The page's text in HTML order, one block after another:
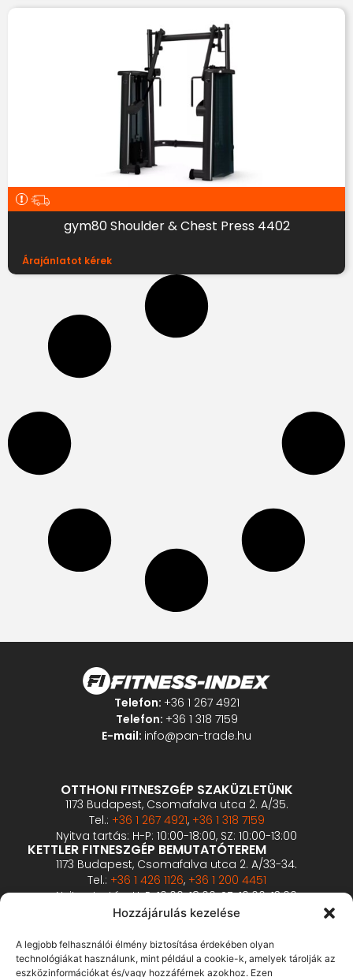
Hozzájárulás kezelése
A legjobb felhasználói élmény biztosítása érdekében olyan
technológiákat használunk, mint például a cookie-k, amelyek tárolják az
eszközinformációkat és/vagy hozzáférnek azokhoz. Ezen
gym80 Shoulder & Chest Press 4402
Árajánlatot kérek
Telefon: +36 1 267 4921
Telefon: +36 1 318 7159
E-mail: info@pan-trade.hu
OTTHONI FITNESZGÉP SZAKÜZLETÜNK
1173 Budapest, Csomafalva utca 2. A/35.
Tel.: +36 1 267 4921, +36 1 318 7159
Nyitva tartás: H-P: 10:00-18:00, SZ: 10:00-13:00
KETTLER FITNESZGÉP BEMUTATÓTEREM
1173 Budapest, Csomafalva utca 2. A/33-34.
Tel.: +36 1 426 1126, +36 1 200 4451
Nyitva tartás: H-P: 10:00-18:00, SZ: 10:00-13:00
PROFESSZIONÁLIS FITNESZGÉP BEMUTATÓTEREM
2360 Gyál, Vállalkozó u. 12.
Tel.: +36 1 900 0657
Nyitva tartás: előzetes bejelentkezés alapján